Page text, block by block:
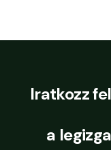
Iratkozz
a